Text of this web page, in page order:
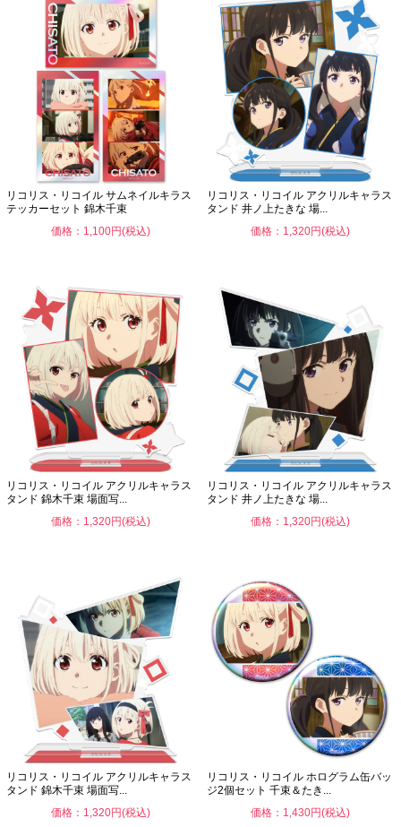
リコリス・リコイル サムネイルキラス
テッカーセット 錦木千束
価格：1,100円(税込)
リコリス・リコイル アクリルキャラス
タンド 井ノ上たきな 場...
価格：1,320円(税込)
リコリス・リコイル アクリルキャラス
タンド 錦木千束 場面写...
価格：1,320円(税込)
リコリス・リコイル アクリルキャラス
タンド 井ノ上たきな 場...
価格：1,320円(税込)
リコリス・リコイル アクリルキャラス
タンド 錦木千束 場面写...
価格：1,320円(税込)
リコリス・リコイル ホログラム缶バッ
ジ2個セット 千束＆たき...
価格：1,430円(税込)